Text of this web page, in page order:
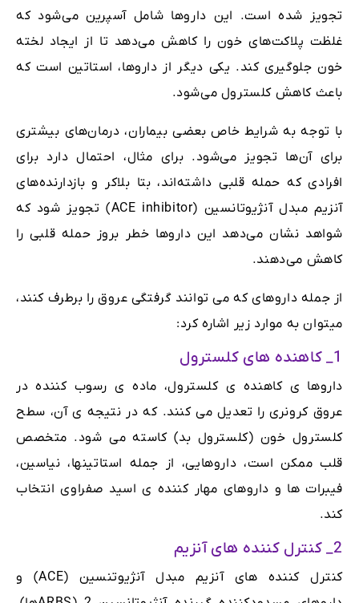
تجویز شده‌ است. این داروها شامل آسپرین می‌شود که
غلظت پلاکت‌های خون را کاهش می‌دهد تا از ایجاد لخته
خون جلوگیری کند. یکی دیگر از داروها، استاتین است که
باعث کاهش کلسترول می‌شود.
با توجه به شرایط خاص بعضی بیماران، درمان‌های بیشتری
برای آن‌ها تجویز می‌شود. برای مثال، احتمال دارد برای
افرادی که حمله قلبی داشته‌اند، بتا بلاکر و بازدارنده‌های
آنزیم مبدل آنژیوتانسین (ACE inhibitor) تجویز شود که
شواهد نشان می‌دهد این داروها خطر بروز حمله قلبی را
کاهش می‌دهند.
از جمله داروهای که می توانند گرفتگی عروق را برطرف کنند،
میتوان به موارد زیر اشاره کرد:
1_ کاهنده های کلسترول
داروها ی کاهنده ی کلسترول، ماده ی رسوب کننده در
عروق کرونری را تعدیل می کنند. که در نتیجه ی آن، سطح
کلسترول خون (کلسترول بد) کاسته می شود. متخصص
قلب ممکن است، داروهایی، از جمله استاتینها، نیاسین،
فیبرات ها و داروهای مهار کننده ی اسید صفراوی انتخاب
کند.
2_ کنترل کننده های آنزیم
کنترل کننده های آنزیم مبدل آنژیوتنسین (ACE) و